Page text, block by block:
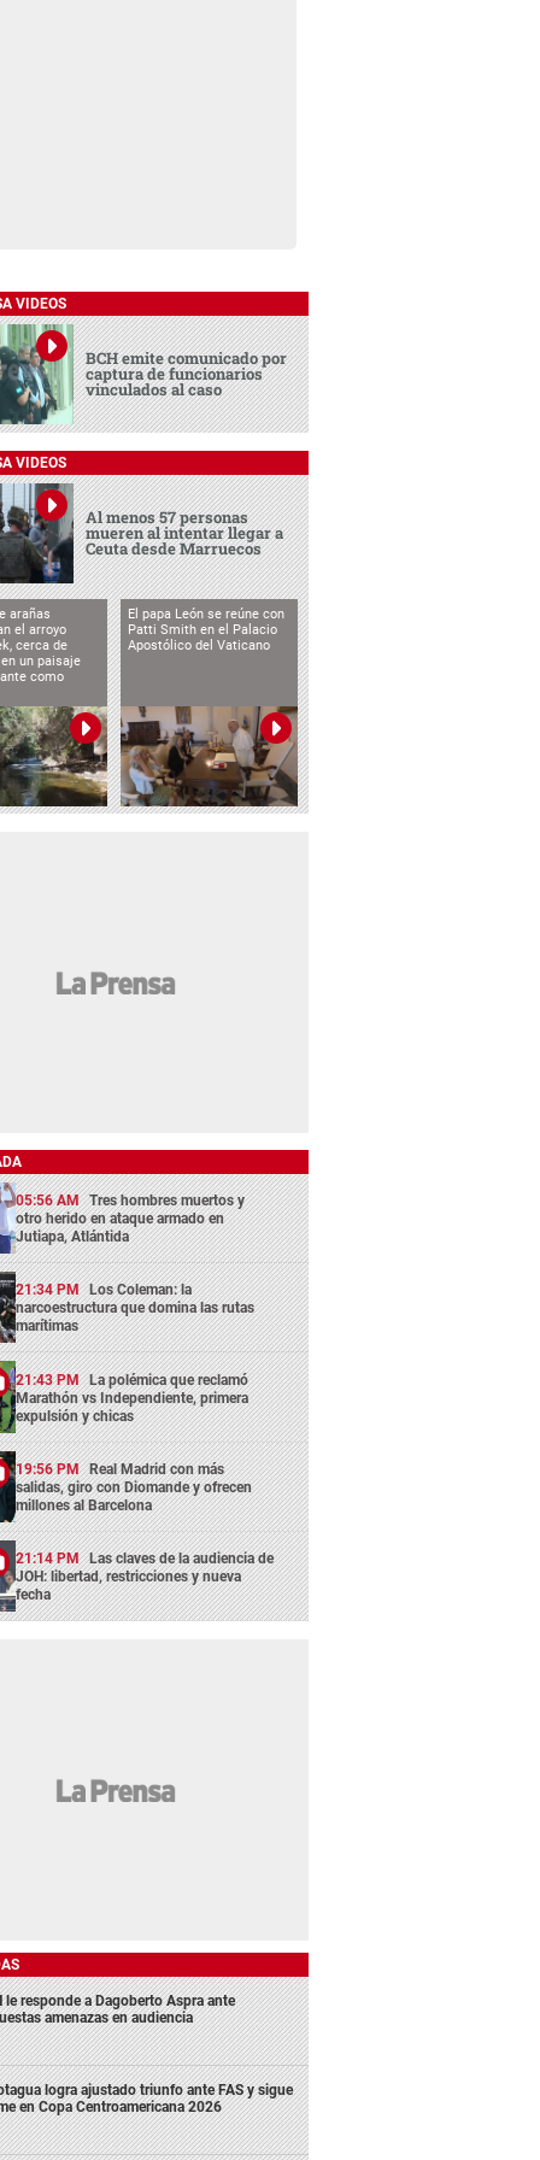
VIDEOS
BCH emite comunicado por
captura de funcionarios
vinculados al caso
VIDEOS
Al menos 57 personas
mueren al intentar llegar a
Ceuta desde Marruecos
arañas
el arroyo
cerca de
un paisaje
como
El papa León se reúne con
Patti Smith en el Palacio
Apostólico del Vaticano
05:56 AM Tres hombres muertos y
otro herido en ataque armado en
Jutiapa, Atlántida
21:34 PM Los Coleman: la
narcoestructura que domina las rutas
marítimas
21:43 PM La polémica que reclamó
Marathón vs Independiente, primera
expulsión y chicas
19:56 PM Real Madrid con más
salidas, giro con Diomande y ofrecen
millones al Barcelona
21:14 PM Las claves de la audiencia de
JOH: libertad, restricciones y nueva
fecha
le responde a Dagoberto Aspra ante
amenazas en audiencia
logra ajustado triunfo ante FAS y sigue
en Copa Centroamericana 2026